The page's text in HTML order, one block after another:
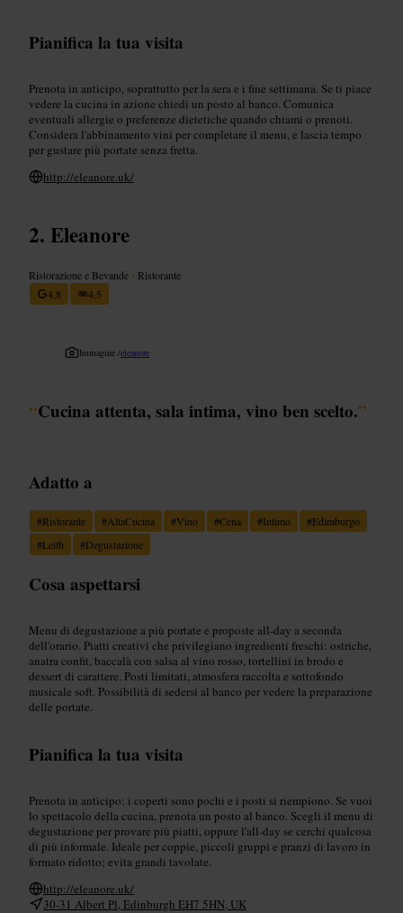
Pianifica la tua visita
Prenota in anticipo, soprattutto per la sera e i fine settimana. Se ti piace
vedere la cucina in azione chiedi un posto al banco. Comunica
eventuali allergie o preferenze dietetiche quando chiami o prenoti.
Considera l'abbinamento vini per completare il menu, e lascia tempo
per gustare più portate senza fretta.
http://eleanore.uk/
Eleanore
Ristorazione e Bevande • Ristorante
4,8
4,5
Immagine /eleanore
“Cucina attenta, sala intima, vino ben scelto.”
Adatto a
#Ristorante #AltaCucina #Vino #Cena #Intimo #Edimburgo
#Leith #Degustazione
Cosa aspettarsi
Menu di degustazione a più portate e proposte all-day a seconda
dell'orario. Piatti creativi che privilegiano ingredienti freschi: ostriche,
anatra confit, baccalà con salsa al vino rosso, tortellini in brodo e
dessert di carattere. Posti limitati, atmosfera raccolta e sottofondo
musicale soft. Possibilità di sedersi al banco per vedere la preparazione
delle portate.
Pianifica la tua visita
Prenota in anticipo: i coperti sono pochi e i posti si riempiono. Se vuoi
lo spettacolo della cucina, prenota un posto al banco. Scegli il menu di
degustazione per provare più piatti, oppure l'all-day se cerchi qualcosa
di più informale. Ideale per coppie, piccoli gruppi e pranzi di lavoro in
formato ridotto; evita grandi tavolate.
http://eleanore.uk/
30-31 Albert Pl, Edinburgh EH7 5HN, UK